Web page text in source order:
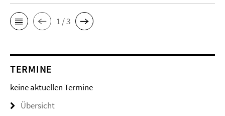
1 / 3
TERMINE
keine aktuellen Termine
Übersicht